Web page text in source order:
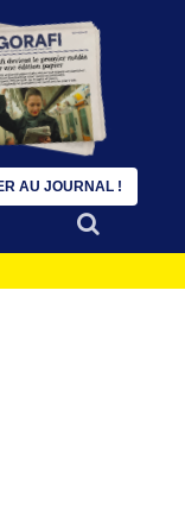
AU JOURNAL !